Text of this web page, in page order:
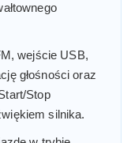
wejście USB,
głośności oraz
Stop
silnika.